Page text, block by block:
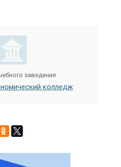
заведения
колледж